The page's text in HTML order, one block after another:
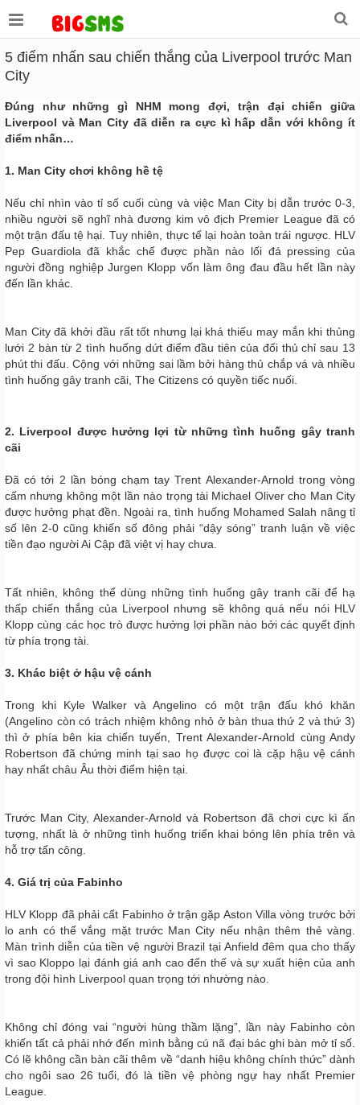
5 điểm nhấn sau chiến thắng của Liverpool trước Man
City
Đúng như những gì NHM mong đợi, trận đại chiến giữa
Liverpool và Man City đã diễn ra cực kì hấp dẫn với không ít
điểm nhấn…
1. Man City chơi không hề tệ
Nếu chỉ nhìn vào tỉ số cuối cùng và việc Man City bị dẫn trước 0-3,
nhiều người sẽ nghĩ nhà đương kim vô địch Premier League đã có
một trận đấu tệ hại. Tuy nhiên, thực tế lại hoàn toàn trái ngược. HLV
Pep Guardiola đã khắc chế được phần nào lối đá pressing của
người đồng nghiệp Jurgen Klopp vốn làm ông đau đầu hết lần này
đến lần khác.
Man City đã khởi đầu rất tốt nhưng lại khá thiếu may mắn khi thủng
lưới 2 bàn từ 2 tình huống dứt điểm đầu tiên của đối thủ chỉ sau 13
phút thi đấu. Cộng với những sai lầm bởi hàng thủ chắp vá và nhiều
tình huống gây tranh cãi, The Citizens có quyền tiếc nuối.
2. Liverpool được hưởng lợi từ những tình huống gây tranh
cãi
Đã có tới 2 lần bóng chạm tay Trent Alexander-Arnold trong vòng
cấm nhưng không một lần nào trọng tài Michael Oliver cho Man City
được hưởng phạt đền. Ngoài ra, tình huống Mohamed Salah nâng tỉ
số lên 2-0 cũng khiến số đông phải “dậy sóng” tranh luận về việc
tiền đạo người Ai Cập đã việt vị hay chưa.
Tất nhiên, không thể dùng những tình huống gây tranh cãi để hạ
thấp chiến thắng của Liverpool nhưng sẽ không quá nếu nói HLV
Klopp cùng các học trò được hưởng lợi phần nào bởi các quyết định
từ phía trọng tài.
3. Khác biệt ở hậu vệ cánh
Trong khi Kyle Walker và Angelino có một trận đấu khó khăn
(Angelino còn có trách nhiệm không nhỏ ở bàn thua thứ 2 và thứ 3)
thì ở phía bên kia chiến tuyến, Trent Alexander-Arnold cùng Andy
Robertson đã chứng minh tại sao họ được coi là cặp hậu vệ cánh
hay nhất châu Âu thời điểm hiện tại.
Trước Man City, Alexander-Arnold và Robertson đã chơi cực kì ấn
tượng, nhất là ở những tình huống triển khai bóng lên phía trên và
hỗ trợ tấn công.
4. Giá trị của Fabinho
HLV Klopp đã phải cất Fabinho ở trận gặp Aston Villa vòng trước bởi
lo anh có thể vắng mặt trước Man City nếu nhận thêm thẻ vàng.
Màn trình diễn của tiền vệ người Brazil tại Anfield đêm qua cho thấy
vì sao Kloppo lại đánh giá anh cao đến thế và sự xuất hiện của anh
trong đội hình Liverpool quan trọng tới nhường nào.
Không chỉ đóng vai “người hùng thầm lặng”, lần này Fabinho còn
khiến tất cả phải nhớ đến mình bằng cú nã đại bác ghi bàn mở tỉ số.
Có lẽ không cần bàn cãi thêm về “danh hiệu không chính thức” dành
cho ngôi sao 26 tuổi, đó là tiền vệ phòng ngự hay nhất Premier
League.